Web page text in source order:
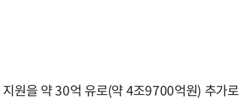
원을 약 30억 유로(약 4조9700억원) 추가